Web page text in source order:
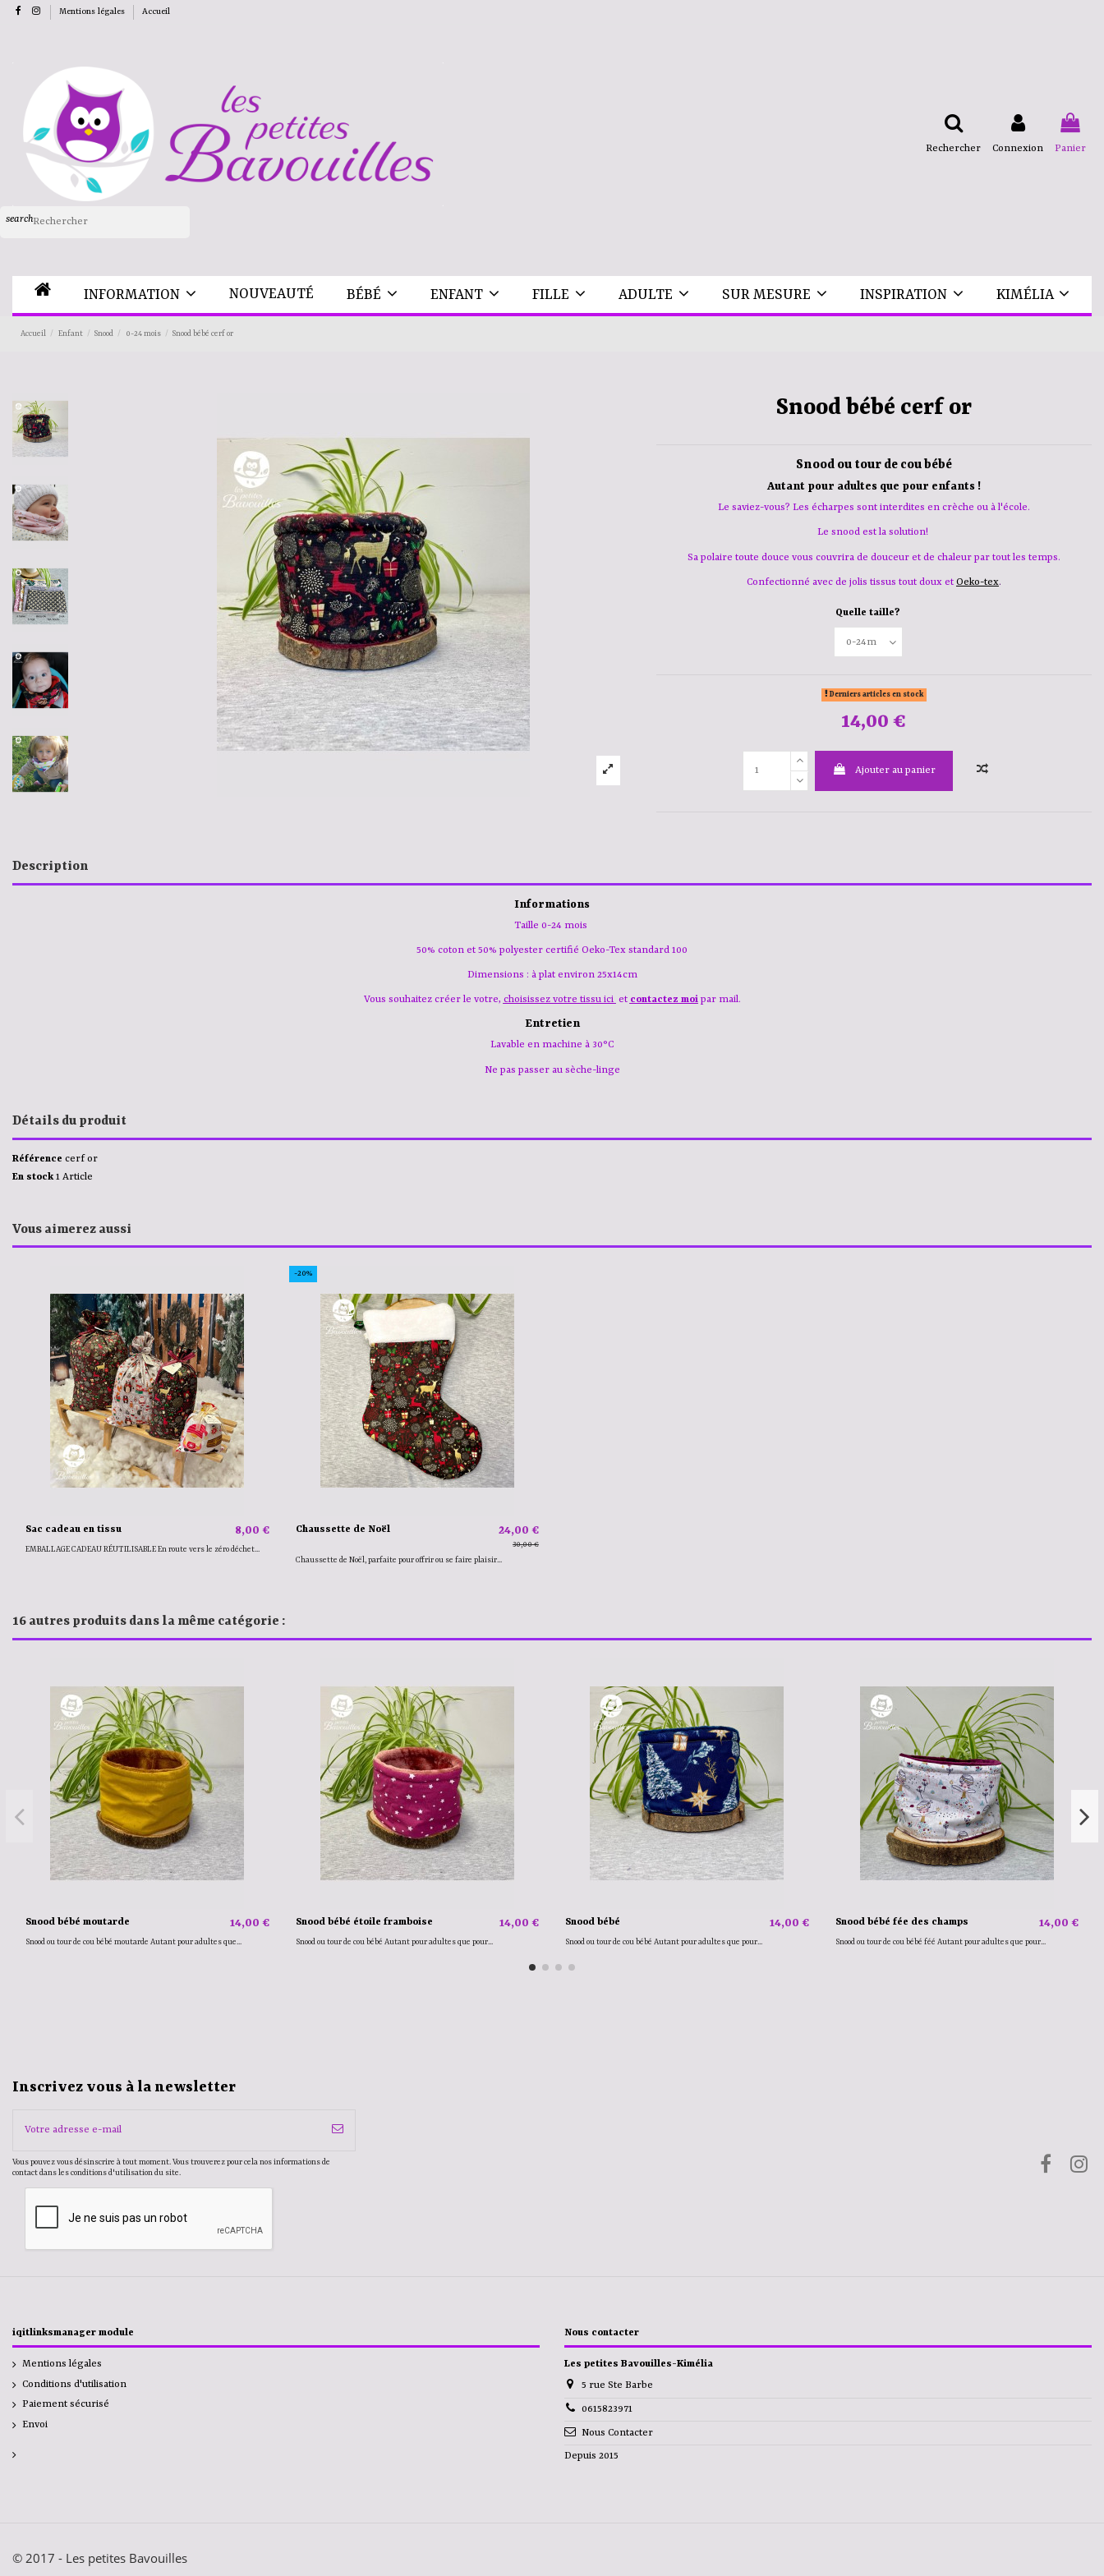
Mentions légales Accueil
Rechercher Connexion Panier
search
INFORMATION NOUVEAUTÉ BÉBÉ ENFANT FILLE ADULTE SUR MESURE INSPIRATION KIMÉLIA
Accueil Enfant Snood 0-24 mois Snood bébé cerf or
Snood bébé cerf or
Snood ou tour de cou bébé
Autant pour adultes que pour enfants !
Le saviez-vous? Les écharpes sont interdites en crèche ou à l'école.
Le snood est la solution!
Sa polaire toute douce vous couvrira de douceur et de chaleur par tout les temps.
Confectionné avec de jolis tissus tout doux et Oeko-tex.
Quelle taille?
Derniers articles en stock
14,00 €
Ajouter au panier
Description
Informations
Taille 0-24 mois
50% coton et 50% polyester certifié Oeko-Tex standard 100
Dimensions : à plat environ 25x14cm
Vous souhaitez créer le votre, choisissez votre tissu ici et contactez moi par mail.
Entretien
Lavable en machine à 30°C
Ne pas passer au sèche-linge
Détails du produit
Référence cerf or
En stock 1 Article
Vous aimerez aussi
Sac cadeau en tissu 8,00 €
EMBALLAGE CADEAU RÉUTILISABLE En route vers le zéro déchet...
-20%
Chaussette de Noël 24,00 €
30,00 €
Chaussette de Noël, parfaite pour offrir ou se faire plaisir...
16 autres produits dans la même catégorie :
Snood bébé moutarde 14,00 €
Snood ou tour de cou bébé moutarde Autant pour adultes que...
Snood bébé étoile framboise 14,00 €
Snood ou tour de cou bébé Autant pour adultes que pour...
Snood bébé 14,00 €
Snood ou tour de cou bébé Autant pour adultes que pour...
Snood bébé fée des champs 14,00 €
Snood ou tour de cou bébé féé Autant pour adultes que pour...
Inscrivez vous à la newsletter
Vous pouvez vous désinscrire à tout moment. Vous trouverez pour cela nos informations de
contact dans les conditions d'utilisation du site.
iqitlinksmanager module
Mentions légales
Conditions d'utilisation
Paiement sécurisé
Envoi
Nous contacter
Les petites Bavouilles-Kimélia
5 rue Ste Barbe
0615823971
Nous Contacter
Depuis 2015
© 2017 - Les petites Bavouilles